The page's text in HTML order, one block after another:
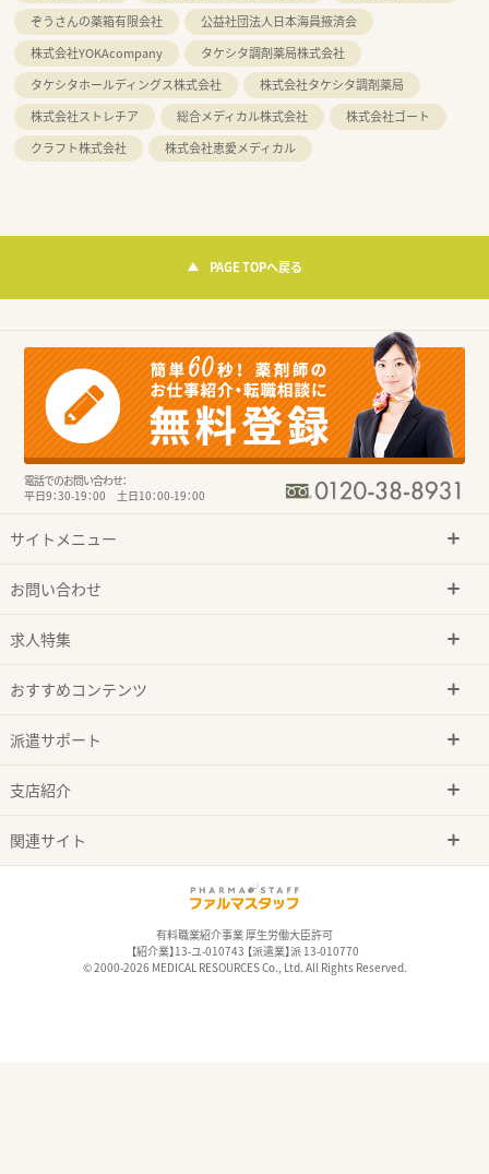
ぞうさんの薬箱有限会社
公益社団法人日本海員掖済会
株式会社YOKAcompany
タケシタ調剤薬局株式会社
タケシタホールディングス株式会社
株式会社タケシタ調剤薬局
株式会社ストレチア
総合メディカル株式会社
株式会社ゴート
クラフト株式会社
株式会社恵愛メディカル
PAGE TOPへ戻る
電話でのお問い合わせ：
平日9：30-19：00 土日10：00-19：00
サイトメニュー
お問い合わせ
求人特集
おすすめコンテンツ
派遣サポート
支店紹介
関連サイト
有料職業紹介事業 厚生労働大臣許可
【紹介業】13-ユ-010743 【派遣業】派 13-010770
© 2000-2026 MEDICAL RESOURCES Co., Ltd. All Rights Reserved.